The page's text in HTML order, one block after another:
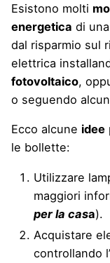
Esistono molti
energetica di
dal risparmio sul
elettrica
fotovoltaico,
o seguendo
Ecco alcune idee
le bollette:
Utilizzare
maggiori
per la casa).
Acquistare
controllando